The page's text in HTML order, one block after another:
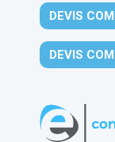
DEVIS
DEVIS